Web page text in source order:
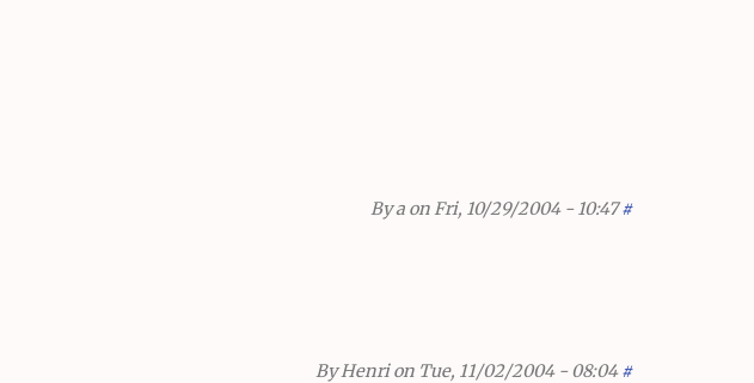
Bya on Fri, 10/29/2004 - 10:47 #
ByHenrion Tue, 11/02/2004 - 08:04 #